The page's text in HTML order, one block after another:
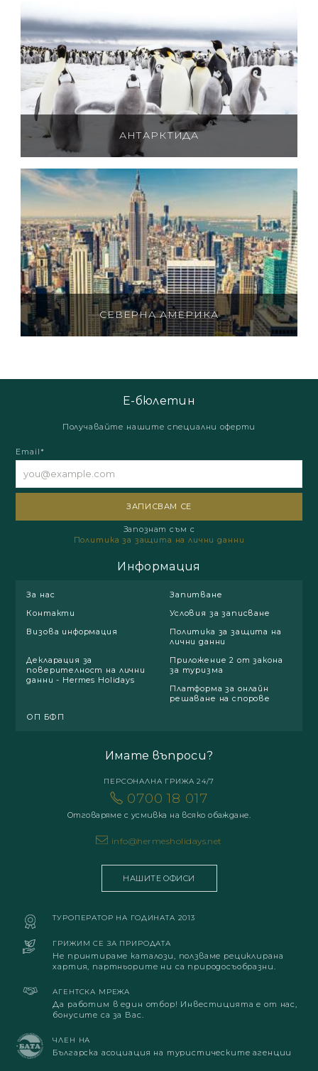
АНТАРКТИДА
СЕВЕРНА АМЕРИКА
Е-бюлетин
Получавайте нашите специални оферти
Email*
Запознат съм с
Политика за защита на лични данни
Информация
За нас
Запитване
Контакти
Условия за записване
Визова информация
Политика за защита на
лични данни
Декларация за
поверителност на лични
данни - Hermes Holidays
Приложение 2 от закона
за туризма
Платформа за онлайн
решаване на спорове
ОП БФП
Имате въпроси?
ПЕРСОНАЛНА ГРИЖА 24/7
0700 18 017
Отговаряме с усмивка на всяко обаждане.
info@hermesholidays.net
НАШИТЕ ОФИСИ
ТУРОПЕРАТОР НА ГОДИНАТА 2013
ГРИЖИМ СЕ ЗА ПРИРОДАТА
Не принтираме каталози, ползваме рециклирана
хартия, партньорите ни са природосъобразни.
АГЕНТСКА МРЕЖА
Да работим в един отбор! Инвестицията е от нас,
бонусите са за Вас.
ЧЛЕН НА
Българска асоциация на туристическите агенции